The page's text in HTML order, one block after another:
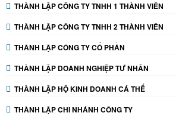
THÀNH LẬP CÔNG TY TNHH 1 THÀNH VIÊN
THÀNH LẬP CÔNG TY TNHH 2 THÀNH VIÊN
THÀNH LẬP CÔNG TY CỔ PHẦN
THÀNH LẬP DOANH NGHIỆP TƯ NHÂN
THÀNH LẬP HỘ KINH DOANH CÁ THỂ
THÀNH LẬP CHI NHÁNH CÔNG TY